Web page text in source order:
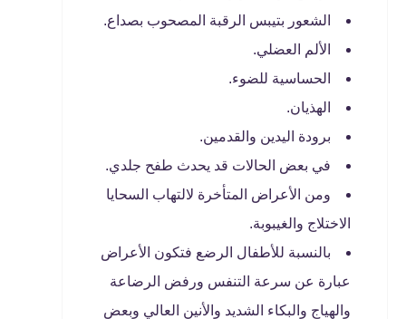
الشعور بتيبس الرقبة المصحوب بصداع.
الألم العضلي.
الحساسية للضوء.
الهذيان.
برودة اليدين والقدمين.
في بعض الحالات قد يحدث طفح جلدي.
ومن الأعراض المتأخرة لالتهاب السحايا
الاختلاج والغيبوبة.
بالنسبة للأطفال الرضع فتكون الأعراض
عبارة عن سرعة التنفس ورفض الرضاعة
والهياج والبكاء الشديد والأنين العالي وبعض